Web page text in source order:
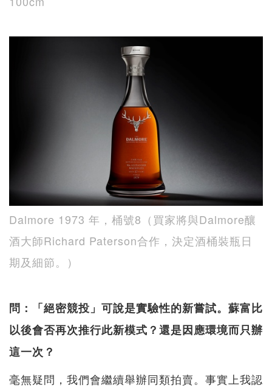
Dalmore 1973 年，桶號8（買家將與Dalmore釀
酒大師Richard Paterson合作，決定酒桶裝瓶日
期及細節。）
問：「絕密競投」可說是實驗性的新嘗試。蘇富比
以後會否再次推行此新模式？還是因應環境而只辦
這一次？
毫無疑問，我們會繼續舉辦同類拍賣。事實上我認